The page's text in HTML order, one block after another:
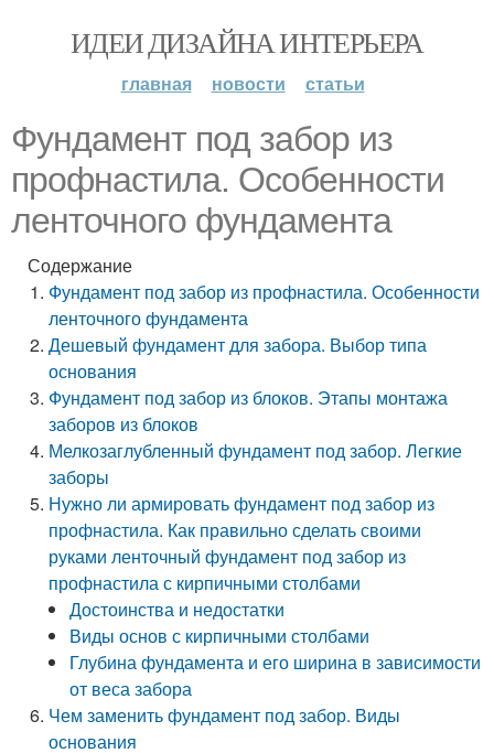
ИДЕИ ДИЗАЙНА ИНТЕРЬЕРА
главная новости статьи
Фундамент под забор из
профнастила. Особенности
ленточного фундамента
Содержание
Фундамент под забор из профнастила. Особенности
ленточного фундамента
Дешевый фундамент для забора. Выбор типа
основания
Фундамент под забор из блоков. Этапы монтажа
заборов из блоков
Мелкозаглубленный фундамент под забор. Легкие
заборы
Нужно ли армировать фундамент под забор из
профнастила. Как правильно сделать своими
руками ленточный фундамент под забор из
профнастила с кирпичными столбами
Достоинства и недостатки
Виды основ с кирпичными столбами
Глубина фундамента и его ширина в зависимости
от веса забора
Чем заменить фундамент под забор. Виды
основания